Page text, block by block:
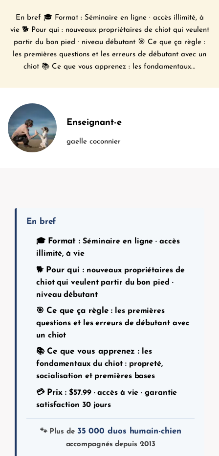
En bref 🎓 Format : Séminaire en ligne · accès illimité, à
vie 🐕 Pour qui : nouveaux propriétaires de chiot qui veulent
partir du bon pied · niveau débutant 🎯 Ce que ça règle :
les premières questions et les erreurs de débutant avec un
chiot 📚 Ce que vous apprenez : les fondamentaux...
Enseignant-e
gaelle coconnier
En bref
🎓 Format : Séminaire en ligne · accès
illimité, à vie
🐕 Pour qui :nouveaux propriétaires de
chiot qui veulent partir du bon pied ·
niveau débutant
🎯 Ce que ça règle : les premières
questions et les erreurs de débutant avec
un chiot
📚 Ce que vous apprenez :les
fondamentaux du chiot : propreté,
socialisation et premières bases
💳 Prix : $57.99· accès à vie · garantie
satisfaction 30 jours
🐾 Plus de 35 000 duos humain-chien
accompagnés depuis 2013